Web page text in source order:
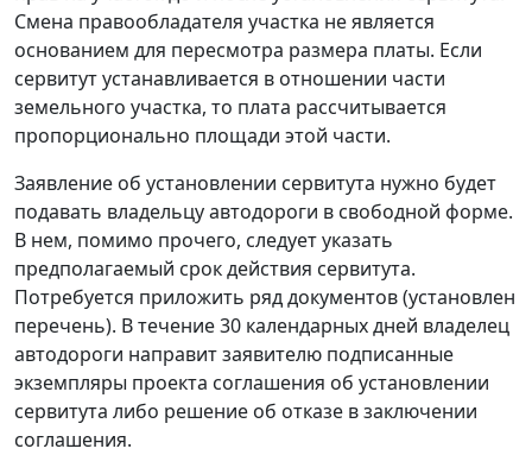
Смена правообладателя участка не является
основанием для пересмотра размера платы. Если
сервитут устанавливается в отношении части
земельного участка, то плата рассчитывается
пропорционально площади этой части.
Заявление об установлении сервитута нужно будет
подавать владельцу автодороги в свободной форме.
В нем, помимо прочего, следует указать
предполагаемый срок действия сервитута.
Потребуется приложить ряд документов (установлен
перечень). В течение 30 календарных дней владелец
автодороги направит заявителю подписанные
экземпляры проекта соглашения об установлении
сервитута либо решение об отказе в заключении
соглашения.